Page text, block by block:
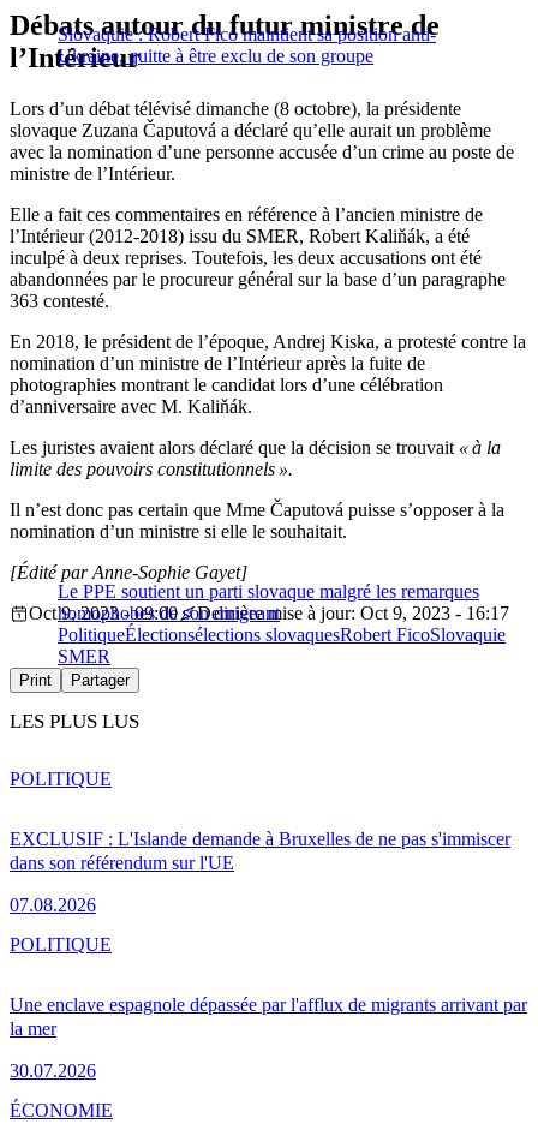
Slovaquie : Robert Fico maintient sa position anti-
Ukraine, quitte à être exclu de son groupe
Débats autour du futur ministre de
l’Intérieur
Lors d’un débat télévisé dimanche (8 octobre), la présidente
slovaque Zuzana Čaputová a déclaré qu’elle aurait un problème
avec la nomination d’une personne accusée d’un crime au poste de
ministre de l’Intérieur.
Elle a fait ces commentaires en référence à l’ancien ministre de
l’Intérieur (2012-2018) issu du SMER, Robert Kaliňák, a été
inculpé à deux reprises. Toutefois, les deux accusations ont été
abandonnées par le procureur général sur la base d’un paragraphe
363 contesté.
En 2018, le président de l’époque, Andrej Kiska, a protesté contre la
nomination d’un ministre de l’Intérieur après la fuite de
photographies montrant le candidat lors d’une célébration
d’anniversaire avec M. Kaliňák.
Les juristes avaient alors déclaré que la décision se trouvait « à la
limite des pouvoirs constitutionnels ».
Il n’est donc pas certain que Mme Čaputová puisse s’opposer à la
nomination d’un ministre si elle le souhaitait.
Le PPE soutient un parti slovaque malgré les remarques
homophobes de son dirigeant
[Édité par Anne-Sophie Gayet]
Oct 9, 2023 - 09:00
Dernière mise à jour: Oct 9, 2023 - 16:17
PolitiqueÉlectionsélections slovaquesRobert FicoSlovaquie
SMER
Print Partager
LES PLUS LUS
EXCLUSIF : L'Islande demande à Bruxelles de ne pas s'immiscer
dans son référendum sur l'UE
07.08.2026
POLITIQUE
Une enclave espagnole dépassée par l'afflux de migrants arrivant par
la mer
30.07.2026
POLITIQUE
ÉCONOMIE